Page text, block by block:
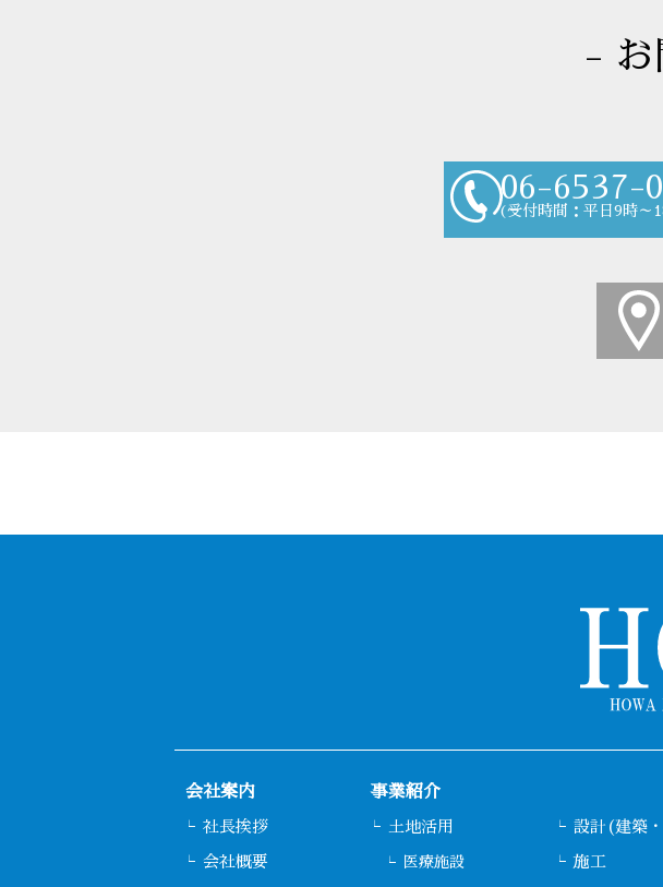
- お
06-6537-
(受付時間：平日9時～
会社案内 事業紹介
社長挨拶 土地活用 設計(建築
会社概要 医療施設 施工